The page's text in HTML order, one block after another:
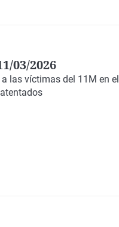
03/2026
las víctimas del 11M en